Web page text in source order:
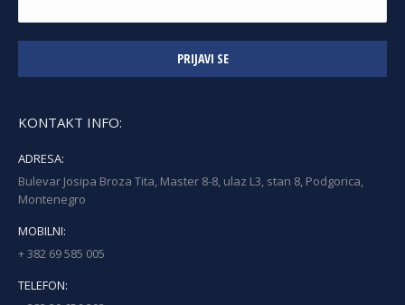
KONTAKT INFO:
ADRESA:
Bulevar Josipa Broza Tita, Master 8-8, ulaz L3, stan 8, Podgorica,
Montenegro
MOBILNI:
+ 382 69 585 005
TELEFON: